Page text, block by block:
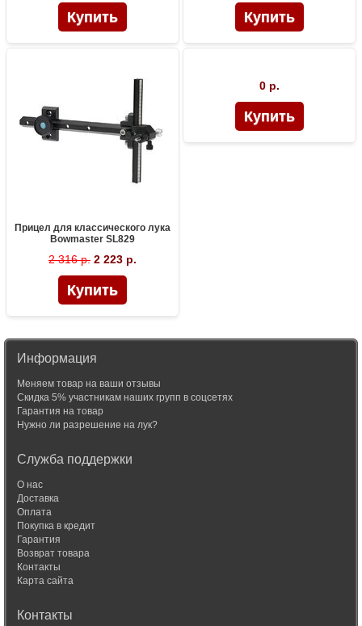
Прицел для классического лука
Bowmaster SL829
2 316 р. 2 223 р.
0 р.
Информация
Меняем товар на ваши отзывы
Скидка 5% участникам наших групп в соцсетях
Гарантия на товар
Нужно ли разрешение на лук?
Служба поддержки
О нас
Доставка
Оплата
Покупка в кредит
Гарантия
Возврат товара
Контакты
Карта сайта
Контакты